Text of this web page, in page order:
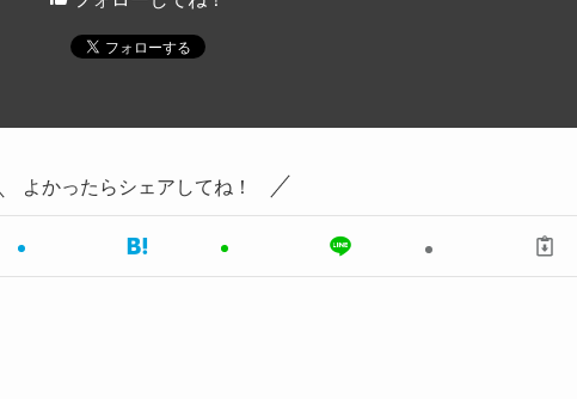
よかったらシェアしてね！